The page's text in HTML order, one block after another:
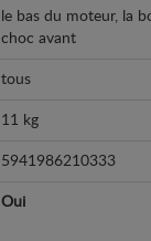
le bas du moteur, la
choc avant
tous
11 kg
5941986210333
Oui